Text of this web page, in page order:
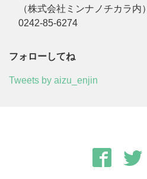
（株式会社ミンナノチカラ内）
0242-85-6274
フォローしてね
Tweets by aizu_enjin